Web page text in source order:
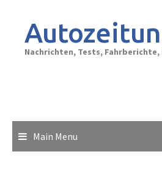
content
Nachrichten, Tests,
Main Menu